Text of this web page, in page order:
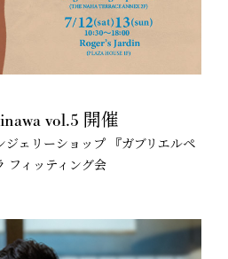
vol.5 開催
ェリーショップ 『ガブリエルペ
フィッティング会